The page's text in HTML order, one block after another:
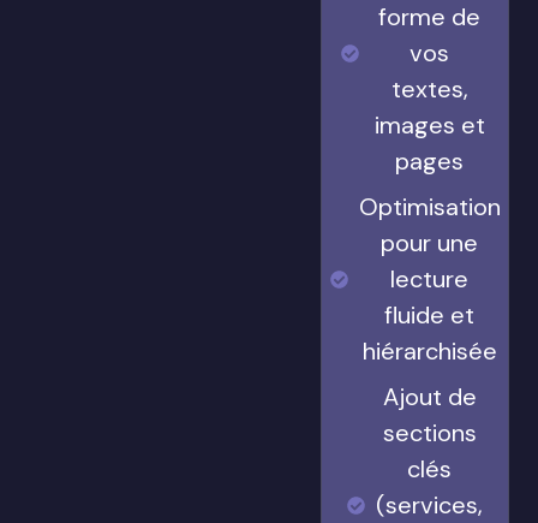
forme de
vos
textes,
images et
pages
Optimisation
pour une
lecture
fluide et
hiérarchisée
Ajout de
sections
clés
(services,